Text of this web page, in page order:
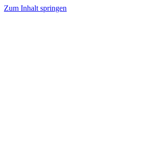
Zum Inhalt springen